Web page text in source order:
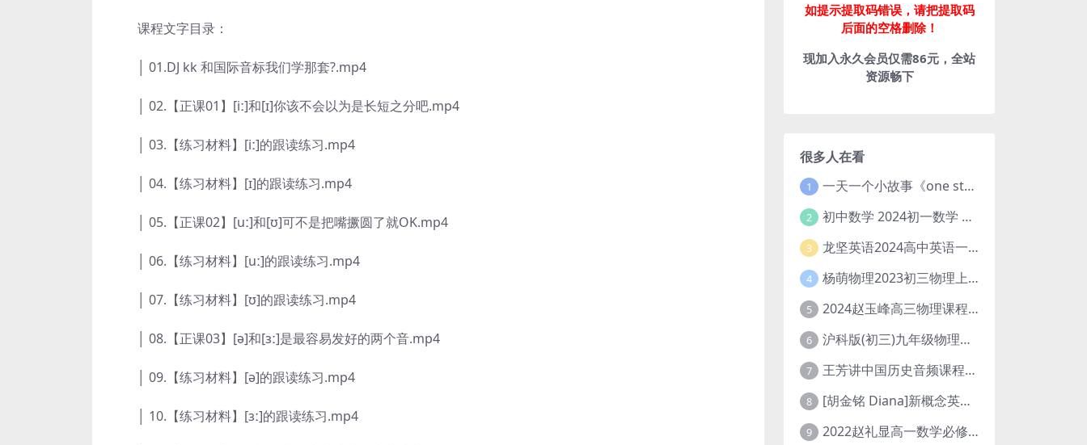
课程文字目录：
│ 01.DJ kk 和国际音标我们学那套?.mp4
│ 02.【正课01】[iː]和[ɪ]你该不会以为是长短之分吧.mp4
│ 03.【练习材料】[iː]的跟读练习.mp4
│ 04.【练习材料】[ɪ]的跟读练习.mp4
│ 05.【正课02】[uː]和[ʊ]可不是把嘴撅圆了就OK.mp4
│ 06.【练习材料】[uː]的跟读练习.mp4
│ 07.【练习材料】[ʊ]的跟读练习.mp4
│ 08.【正课03】[ə]和[ɜː]是最容易发好的两个音.mp4
│ 09.【练习材料】[ə]的跟读练习.mp4
│ 10.【练习材料】[ɜː]的跟读练习.mp4
如提示提取码错误，请把提取码
后面的空格删除！
现加入永久会员仅需86元，全站
资源畅下
很多人在看
1 一天一个小故事《one story a day》初中版 百度网盘分享下载
2 初中数学 2024初一数学 朱韬数学 S班春季下 A+班春季下 百度云网盘
3 龙坚英语2024高中英语一轮系统班(全国卷+北京卷)
4 杨萌物理2023初三物理上秋季A+班(视频+讲义) 百度网盘分享
5 2024赵玉峰高三物理课程24年高考物理一轮复习网课教程
6 沪科版(初三)九年级物理全一册网课教学视频全集(录播版 杜春雨 66讲)
7 王芳讲中国历史音频课程全集(上下五千年)
8 [胡金铭 Diana]新概念英语第1册教学视频课程(全集 百度网盘下载)
9 2022赵礼显高一数学必修一课程视频资源(秋季班 含讲义)百度网盘云